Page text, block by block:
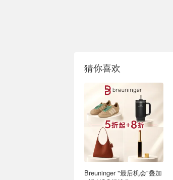
猜你喜欢
Breuninger "最后机会"叠加